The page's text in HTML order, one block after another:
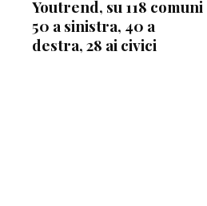
Youtrend, su 118 comuni
50 a sinistra, 40 a
destra, 28 ai civici